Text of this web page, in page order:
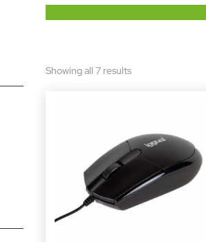
Showing all 7 resultsSorted